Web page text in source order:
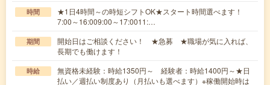
時間
★1日4時間～の時短シフトOK★スタート時間選べます！
7:00～16:009:00～17:0011:…
期間
開始日はご相談ください！ ★急募 ★職場が気に入れば、
長期でも働けます！
時給
無資格未経験：時給1350円～ 経験者：時給1400円～★日
払い／週払い制度あり（月払いも選べます）※稼働開始時は